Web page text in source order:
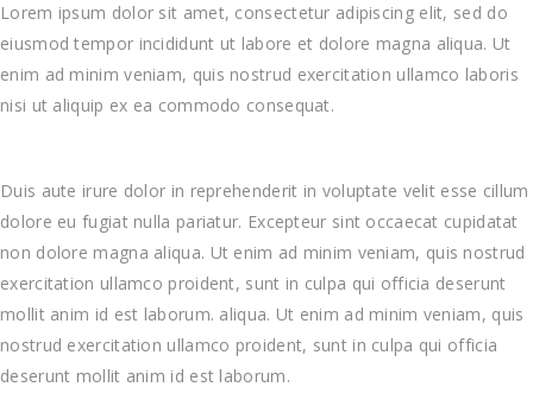
Lorem ipsum dolor sit amet, consectetur adipiscing elit, sed do
eiusmod tempor incididunt ut labore et dolore magna aliqua. Ut
enim ad minim veniam, quis nostrud exercitation ullamco laboris
nisi ut aliquip ex ea commodo consequat.
Duis aute irure dolor in reprehenderit in voluptate velit esse cillum
dolore eu fugiat nulla pariatur. Excepteur sint occaecat cupidatat
non dolore magna aliqua. Ut enim ad minim veniam, quis nostrud
exercitation ullamco proident, sunt in culpa qui officia deserunt
mollit anim id est laborum. aliqua. Ut enim ad minim veniam, quis
nostrud exercitation ullamco proident, sunt in culpa qui officia
deserunt mollit anim id est laborum.